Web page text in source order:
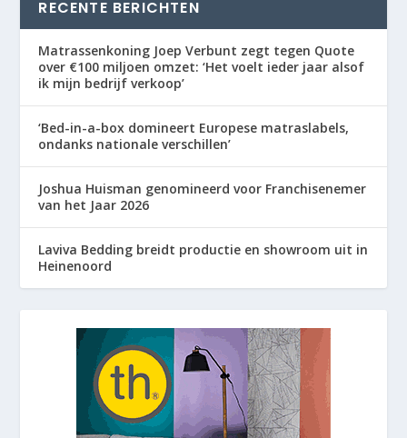
RECENTE BERICHTEN
Matrassenkoning Joep Verbunt zegt tegen Quote
over €100 miljoen omzet: ‘Het voelt ieder jaar alsof
ik mijn bedrijf verkoop’
‘Bed-in-a-box domineert Europese matraslabels,
ondanks nationale verschillen’
Joshua Huisman genomineerd voor Franchisenemer
van het Jaar 2026
Laviva Bedding breidt productie en showroom uit in
Heinenoord